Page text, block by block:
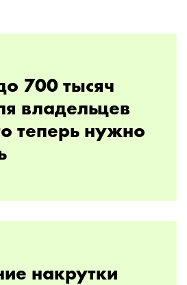
700 тысяч
владельцев
теперь нужно
накрутки